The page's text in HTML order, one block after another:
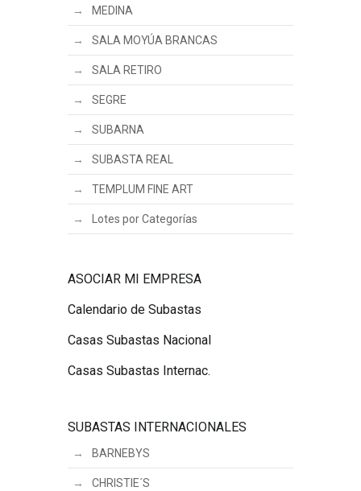
MEDINA
SALA MOYÚA BRANCAS
SALA RETIRO
SEGRE
SUBARNA
SUBASTA REAL
TEMPLUM FINE ART
Lotes por Categorías
ASOCIAR MI EMPRESA
Calendario de Subastas
Casas Subastas Nacional
Casas Subastas Internac.
SUBASTAS INTERNACIONALES
BARNEBYS
CHRISTIE´S